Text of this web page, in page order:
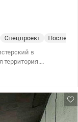
Спецпроект
После
в
балкон,
8 этаже 25 –
улицу